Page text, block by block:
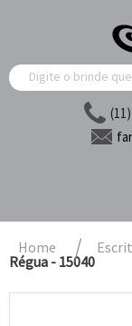
Home
Régua - 15040